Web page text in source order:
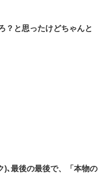
？と思ったけどちゃんと
､最後の最後で、「本物の